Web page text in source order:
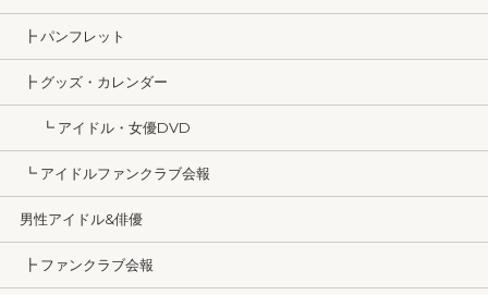
┣ パンフレット
┣ グッズ・カレンダー
┗ アイドル・女優DVD
┗ アイドルファンクラブ会報
男性アイドル&俳優
┣ ファンクラブ会報